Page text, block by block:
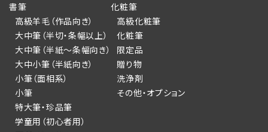
書筆
高級羊毛（作品向き）
大中筆（半切・条幅以上）
大中筆（半紙～条幅向き）
大中小筆（半紙向き）
小筆（面相系）
小筆
特大筆・珍品筆
学童用（初心者用）
化粧筆
高級化粧筆
化粧筆
限定品
贈り物
洗浄剤
その他・オプション